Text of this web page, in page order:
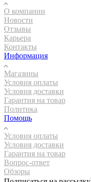
О компании
Новости
Отзывы
Карьера
Контакты
Информация
Магазины
Условия оплаты
Условия доставки
Гарантия на товар
Политика
Помощь
Условия оплаты
Условия доставки
Гарантия на товар
Вопрос-ответ
Обзоры